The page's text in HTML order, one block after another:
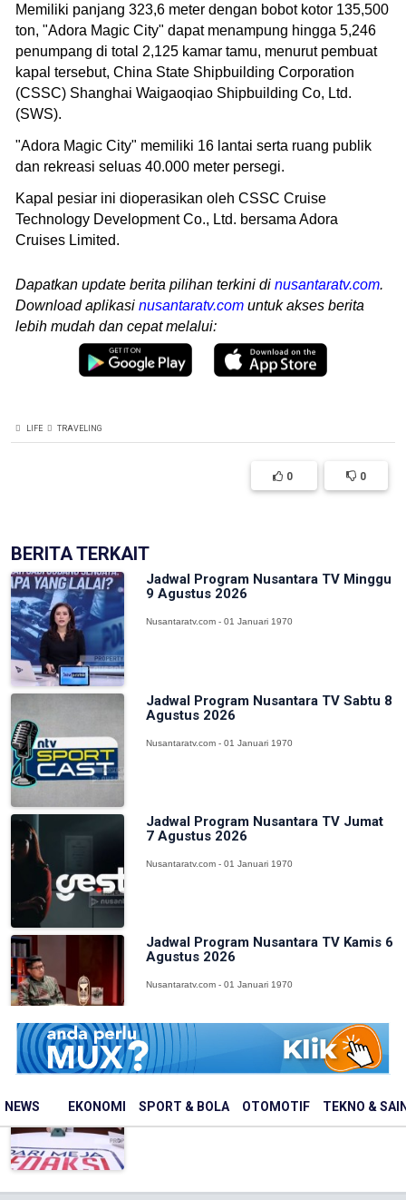
NEWS EKONOMI SPORT & BOLA OTOMOTIF TEKNO &
Memiliki panjang 323,6 meter dengan bobot kotor 135,500
ton, "Adora Magic City" dapat menampung hingga 5,246
penumpang di total 2,125 kamar tamu, menurut pembuat
kapal tersebut, China State Shipbuilding Corporation
(CSSC) Shanghai Waigaoqiao Shipbuilding Co, Ltd.
(SWS).
"Adora Magic City" memiliki 16 lantai serta ruang publik
dan rekreasi seluas 40.000 meter persegi.
Kapal pesiar ini dioperasikan oleh CSSC Cruise
Technology Development Co., Ltd. bersama Adora
Cruises Limited.
Dapatkan update berita pilihan terkini di nusantaratv.com.
Download aplikasi nusantaratv.com untuk akses berita
lebih mudah dan cepat melalui:
LIFE TRAVELING
0 0
BERITA TERKAIT
Jadwal Program Nusantara TV Minggu
9 Agustus 2026
Nusantaratv.com - 01 Januari 1970
Jadwal Program Nusantara TV Sabtu 8
Agustus 2026
Nusantaratv.com - 01 Januari 1970
Jadwal Program Nusantara TV Jumat
7 Agustus 2026
Nusantaratv.com - 01 Januari 1970
Jadwal Program Nusantara TV Kamis 6
Agustus 2026
Nusantaratv.com - 01 Januari 1970
Jadwal Program Nusantara TV Rabu 5
Agustus 2026
Nusantaratv.com - 01 Januari 1970